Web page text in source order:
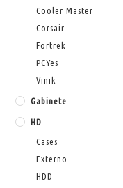
Cooler Master
Corsair
Fortrek
PCYes
Vinik
Gabinete
HD
Cases
Externo
HDD